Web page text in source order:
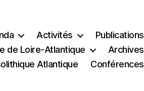
Activités
Publications
de Loire-Atlantique
Archives
Atlantique Conférences